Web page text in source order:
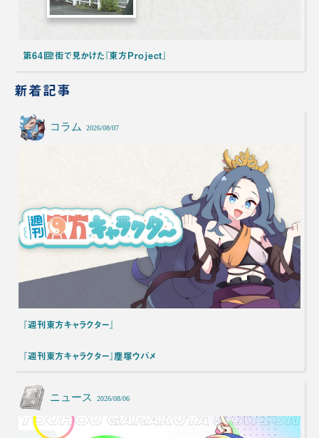
第64回！街で見かけた『東方Project』
新着記事
コラム 2026/08/07
『週刊東方キャラクター』
『週刊東方キャラクター』塵塚ウバメ
ニュース 2026/08/06